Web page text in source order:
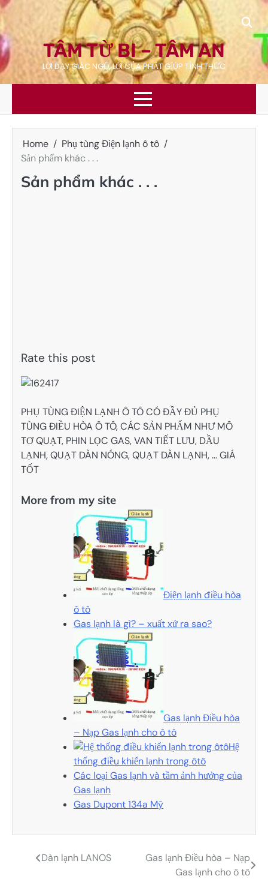
Skip
to
content
TÂM TỪ BI – TÂM AN
LỜI DẠY GIÁC NGỘ, LỜI CỦA PHẬT GÍÚP TỈNH THỨC
Home
Phụ tùng Điện lạnh ô tô
Sản phẩm khác . . .
Sản phẩm khác . . .
Rate this post
PHỤ TÙNG ĐIỆN LẠNH Ô TÔ CÓ ĐẦY ĐỦ PHỤ
TÙNG ĐIỀU HÒA Ô TÔ, CÁC SẢN PHẨM NHƯ MÔ
TƠ QUẠT, PHIN LỌC GAS, VAN TIẾT LƯU, DẦU
LẠNH, QUẠT DÀN NÓNG, QUẠT DÀN LẠNH, … GIÁ
TỐT
More from my site
Điện lạnh điều hòa
ô tô
Gas lạnh là gì? – xuất xứ ra sao?
Gas lạnh Điều hòa
– Nạp Gas lạnh cho ô tô
Hệ
thống điều khiển lạnh trong ôtô
Các loại Gas lạnh và tầm ảnh hưởng của
Gas lạnh
Gas Dupont 134a Mỹ
ĐiềuDàn lạnh LANOS
Gas lạnh Điều hòa – Nạp
Gas lạnh cho ô tô